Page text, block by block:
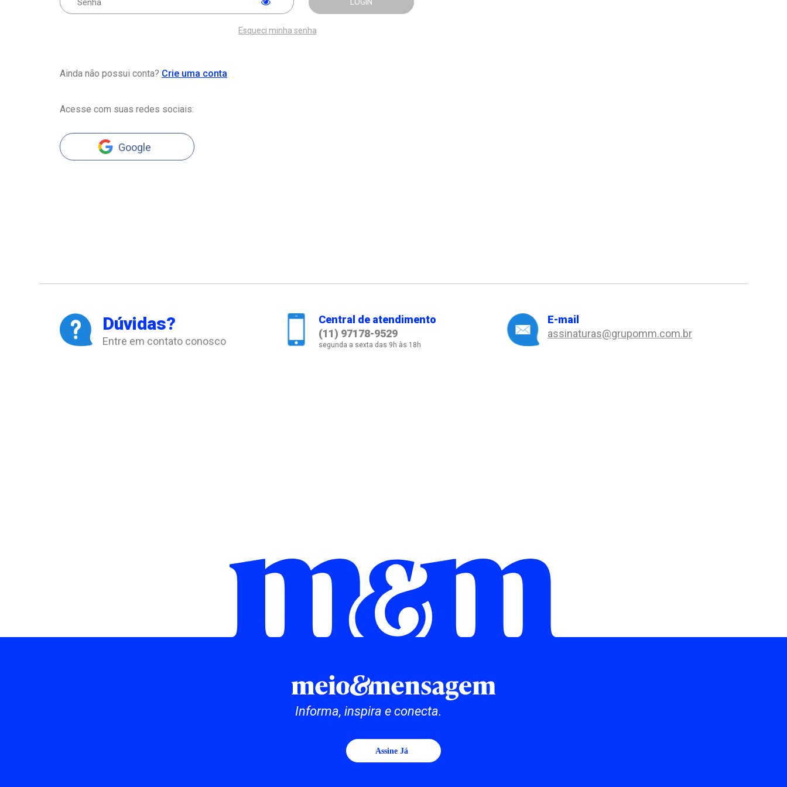
Esqueci minha senha
Ainda não possui conta? Crie uma conta
Acesse com suas redes sociais:
Google
Dúvidas?
Entre em contato conosco
Central de atendimento
(11) 97178-9529
segunda a sexta das 9h às 18h
E-mail
assinaturas@grupomm.com.br
Informa, inspira e conecta.
Assine Já